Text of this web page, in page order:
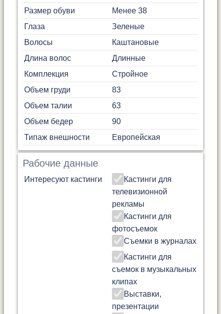
Размер обуви
Менее 38
Глаза
Зеленые
Волосы
Каштановые
Длина волос
Длинные
Комплекция
Стройное
Объем груди
83
Объем талии
63
Объем бедер
90
Типаж внешности
Европейская
Рабочие данные
Интересуют кастинги
Кастинги для
телевизионной
рекламы
Кастинги для
фотосъемок
Съемки в журналах
Кастинги для
съемок в музыкальных
клипах
Выставки,
презентации